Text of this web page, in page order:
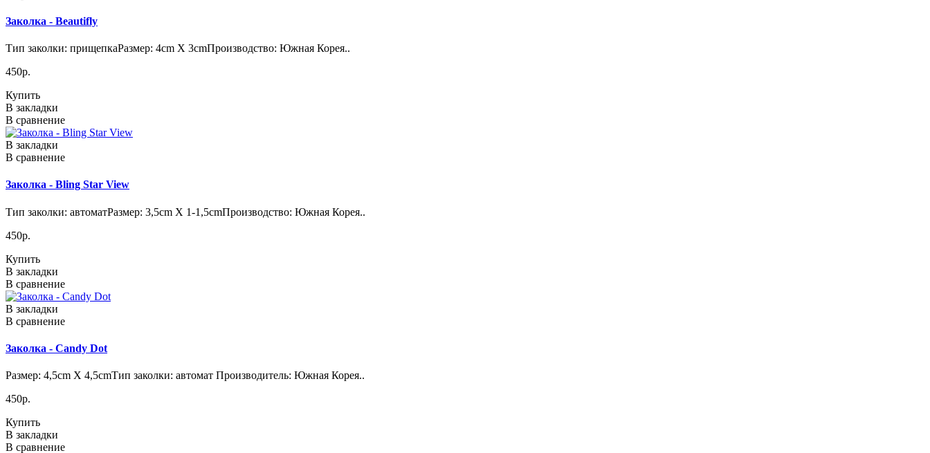
Заколка - Beautifly
Тип заколки: прищепкаРазмер: 4cm X 3cmПроизводство: Южная Корея..
450р.
Купить
В закладки
В сравнение
В закладки
В сравнение
Заколка - Bling Star View
Тип заколки: автоматРазмер: 3,5cm X 1-1,5cmПроизводство: Южная Корея..
450р.
Купить
В закладки
В сравнение
В закладки
В сравнение
Заколка - Candy Dot
Размер: 4,5cm X 4,5cmТип заколки: автомат Производитель: Южная Корея​..
450р.
Купить
В закладки
В сравнение